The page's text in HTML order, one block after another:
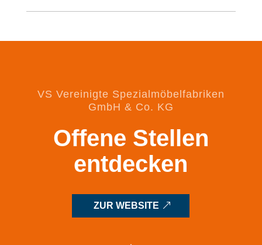
VS Vereinigte Spezialmöbelfabriken
GmbH & Co. KG
Offene Stellen
entdecken
ZUR WEBSITE